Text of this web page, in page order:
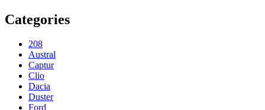
Categories
208
Austral
Captur
Clio
Dacia
Duster
Ford